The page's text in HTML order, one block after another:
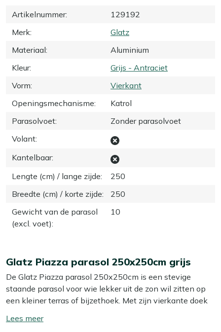
Artikelnummer:
129192
Merk:
Glatz
Materiaal:
Aluminium
Kleur:
Grijs - Antraciet
Vorm:
Vierkant
Openingsmechanisme:
Katrol
Parasolvoet:
Zonder parasolvoet
Volant:
Kantelbaar:
Lengte (cm) / lange zijde:
250
Breedte (cm) / korte zijde:
250
Gewicht van de parasol
(excl. voet):
10
Glatz Piazza parasol 250x250cm grijs
De Glatz Piazza parasol 250x250cm is een stevige
staande parasol voor wie lekker uit de zon wil zitten op
een kleiner terras of bijzethoek. Met zijn vierkante doek
schaduwplek boven een loungeset of compacte dining
Toon/verberg